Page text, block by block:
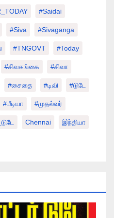
#saidai
#Siva #Sivaganga
#TNGOVT #today
#சிவகங்கை #சிவா
#சைதை #டிவி #டுடே
#மீடியா #முதல்வர்
Chennai இந்தியா